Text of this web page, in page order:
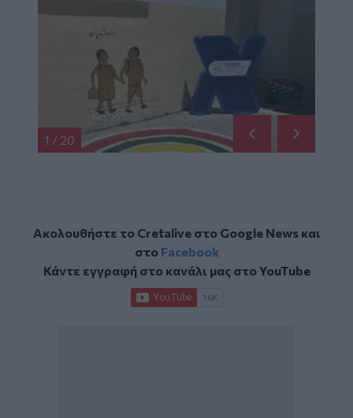
1 / 20
Ακολουθήστε το Cretalive στο Google Newsκαι
στο Facebook
Κάντε εγγραφή στο κανάλι μας στοYouTube